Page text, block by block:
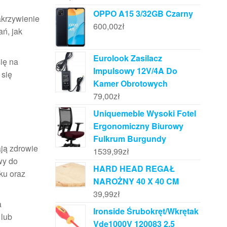
jak
na
zdrowie
do
oraz
OPPO A15 3/32GB Czarny
600,00zł
Eurolook Zasilacz
Impulsowy 12V/4A Do
Kamer Obrotowych
79,00zł
Uniquemeble Wysoki Fotel
Ergonomiczny Biurowy
Fulkrum Burgundy
1539,99zł
HARD HEAD REGAŁ
NAROŻNY 40 X 40 CM
39,99zł
Ironside Śrubokręt/Wkrętak
Vde1000V 120083 2,5